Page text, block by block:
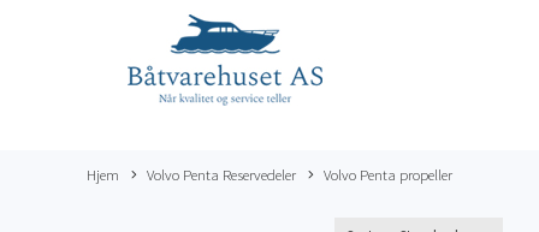
Hjem Volvo Penta Reservedeler Volvo Penta propeller